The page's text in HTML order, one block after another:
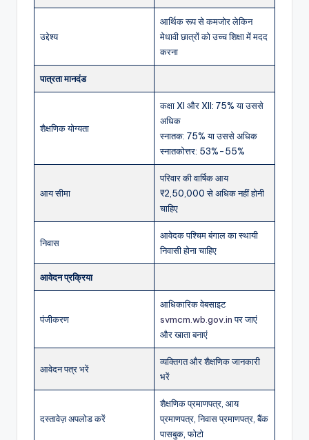
उद्देश्य
आर्थिक रूप से कमजोर लेकिन
मेधावी छात्रों को उच्च शिक्षा में मदद
करना
पात्रता मानदंड
शैक्षणिक योग्यता
कक्षा XI और XII: 75% या उससे
अधिक
स्नातक: 75% या उससे अधिक
स्नातकोत्तर: 53%-55%
आय सीमा
परिवार की वार्षिक आय
₹2,50,000 से अधिक नहीं होनी
चाहिए
निवास
आवेदक पश्चिम बंगाल का स्थायी
निवासी होना चाहिए
आवेदन प्रक्रिया
पंजीकरण
आधिकारिक वेबसाइट
svmcm.wb.gov.inपर जाएं
और खाता बनाएं
आवेदन पत्र भरें
व्यक्तिगत और शैक्षणिक जानकारी
भरें
दस्तावेज़ अपलोड करें
शैक्षणिक प्रमाणपत्र, आय
प्रमाणपत्र, निवास प्रमाणपत्र, बैंक
पासबुक, फोटो